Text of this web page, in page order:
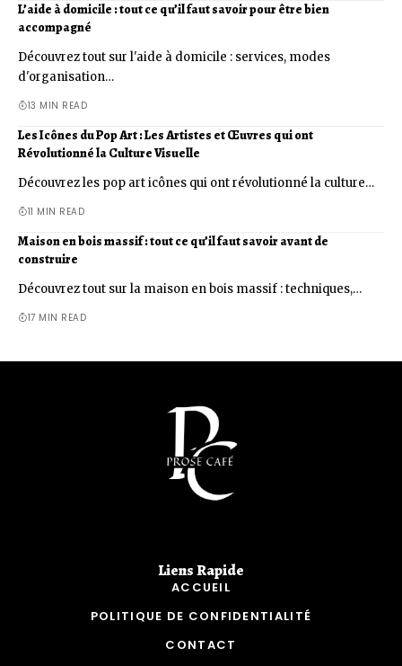
L’aide à domicile : tout ce qu’il faut savoir pour être bien
accompagné
Découvrez tout sur l'aide à domicile : services, modes
d'organisation…
13 MIN READ
Les Icônes du Pop Art : Les Artistes et Œuvres qui ont
Révolutionné la Culture Visuelle
Découvrez les pop art icônes qui ont révolutionné la culture…
11 MIN READ
Maison en bois massif : tout ce qu’il faut savoir avant de
construire
Découvrez tout sur la maison en bois massif : techniques,…
17 MIN READ
Liens Rapide​
ACCUEIL
POLITIQUE DE CONFIDENTIALITÉ
CONTACT